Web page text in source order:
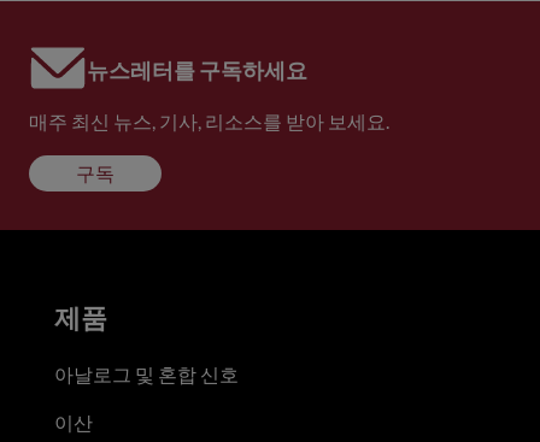
뉴스레터를 구독하세요
매주 최신 뉴스, 기사, 리소스를 받아 보세요.
구독
제품
아날로그 및 혼합 신호
이산